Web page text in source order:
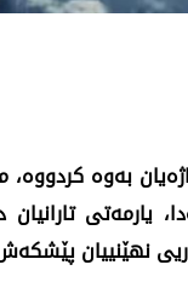
بەوە
یارمەتی
نهێنییان